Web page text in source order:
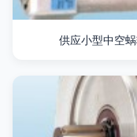
供应小型中空